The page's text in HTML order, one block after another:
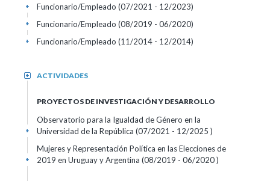
Funcionario/Empleado (07/2021 - 12/2023)
+
Funcionario/Empleado (08/2019 - 06/2020)
+
Funcionario/Empleado (11/2014 - 12/2014)
+
ACTIVIDADES
+
PROYECTOS DE INVESTIGACIÓN Y DESARROLLO
Observatorio para la Igualdad de Género en la
Universidad de la República (07/2021 - 12/2025 )
+
Mujeres y Representación Política en las Elecciones de
2019 en Uruguay y Argentina (08/2019 - 06/2020 )
+